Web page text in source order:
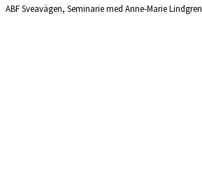
ABF Sveavägen, Seminarie med Anne-Marie Lindgren